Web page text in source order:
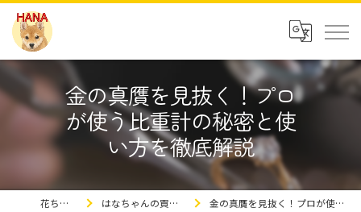
金の真贋を見抜く！プロ
が使う比重計の秘密と使
い方を徹底解説
花ちゃんの豆知識 はなちゃんの買取屋さんの豆知識ブログ 金の真贋を見抜く！プロが使う比重計の秘密と使い方を徹底解説